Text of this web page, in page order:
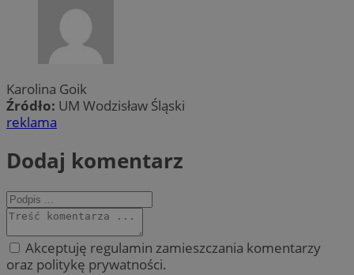
Karolina Goik
Źródło: UM Wodzisław Śląski
reklama
Dodaj komentarz
Akceptuję regulamin zamieszczania komentarzy
oraz politykę prywatności.